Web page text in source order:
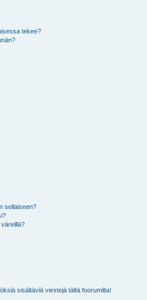
tekee?
sellaiseen?
sisältäviä viestejä tältä foorumilta!